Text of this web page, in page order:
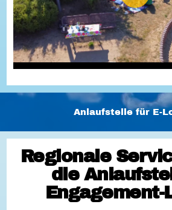
Anlaufstelle für E-
Regionale
die
Engagement-